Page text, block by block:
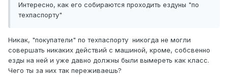
Интересно, как его собираются проходить ездуны "по
техпаспорту"
Никак, "покупатели" по техпаспорту никогда не могли
совершать никаких действий с машиной, кроме, собсвенно
езды на ней и уже давно должны были вымереть как класс.
Чего ты за них так переживаешь?